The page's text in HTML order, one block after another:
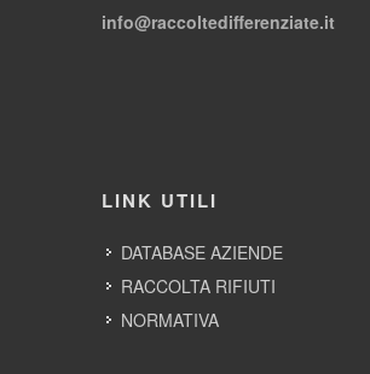
info@raccoltedifferenziate.it
LINK UTILI
DATABASE AZIENDE
RACCOLTA RIFIUTI
NORMATIVA